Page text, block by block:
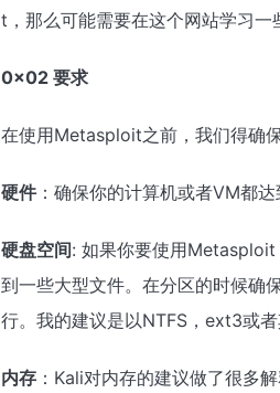
t，那么可能需要在这个网站学习一
0×02 要求
在使用Metasploit之前，我们得确
硬件：确保你的计算机或者VM都达
硬盘空间: 如果你要使用
到一些大型文件。在分区的时候确
行。我的建议是以NTFS，ext3或
内存 ：Kali对内存的建议做了很多